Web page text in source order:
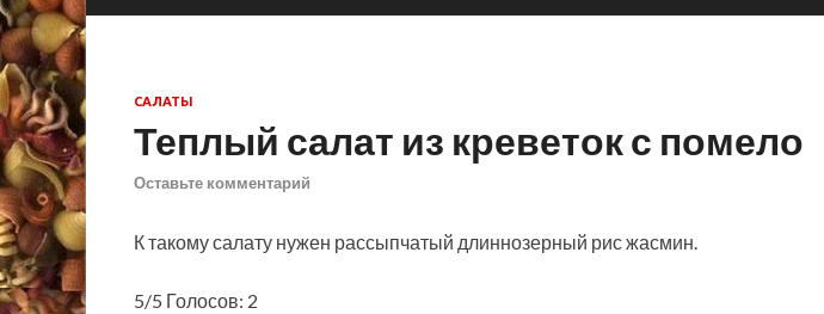
САЛАТЫ
Теплый салат из креветок с помело
Оставьте комментарий
К такому салату нужен рассыпчатый длиннозерный рис жасмин.
5/5 Голосов: 2